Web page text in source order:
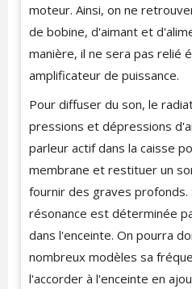
moteur. Ainsi, on ne
de bobine, d'aimant et
manière, il ne sera pas relié
amplificateur de puissance.
Pour diffuser du son, le
pressions et dépressions
parleur actif dans la caisse
membrane et restituer un
fournir des graves profonds.
résonance est déterminée
dans l'enceinte. On pourra
nombreux modèles sa
l'accorder à l'enceinte en